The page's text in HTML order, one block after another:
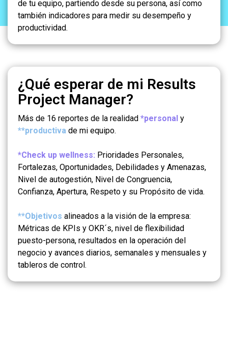
de tu equipo, partiendo desde su persona, así como
también indicadores para medir su desempeño y
productividad.
¿Qué esperar de mi Results
Project Manager?
Más de 16 reportes de la realidad *personal y
**productiva de mi equipo.
*Check up wellness: Prioridades Personales,
Fortalezas, Oportunidades, Debilidades y Amenazas,
Nivel de autogestión, Nivel de Congruencia,
Confianza, Apertura, Respeto y su Propósito de vida.
**Objetivos alineados a la visión de la empresa:
Métricas de KPIs y OKR´s, nivel de flexibilidad
puesto-persona, resultados en la operación del
negocio y avances diarios, semanales y mensuales y
tableros de control.